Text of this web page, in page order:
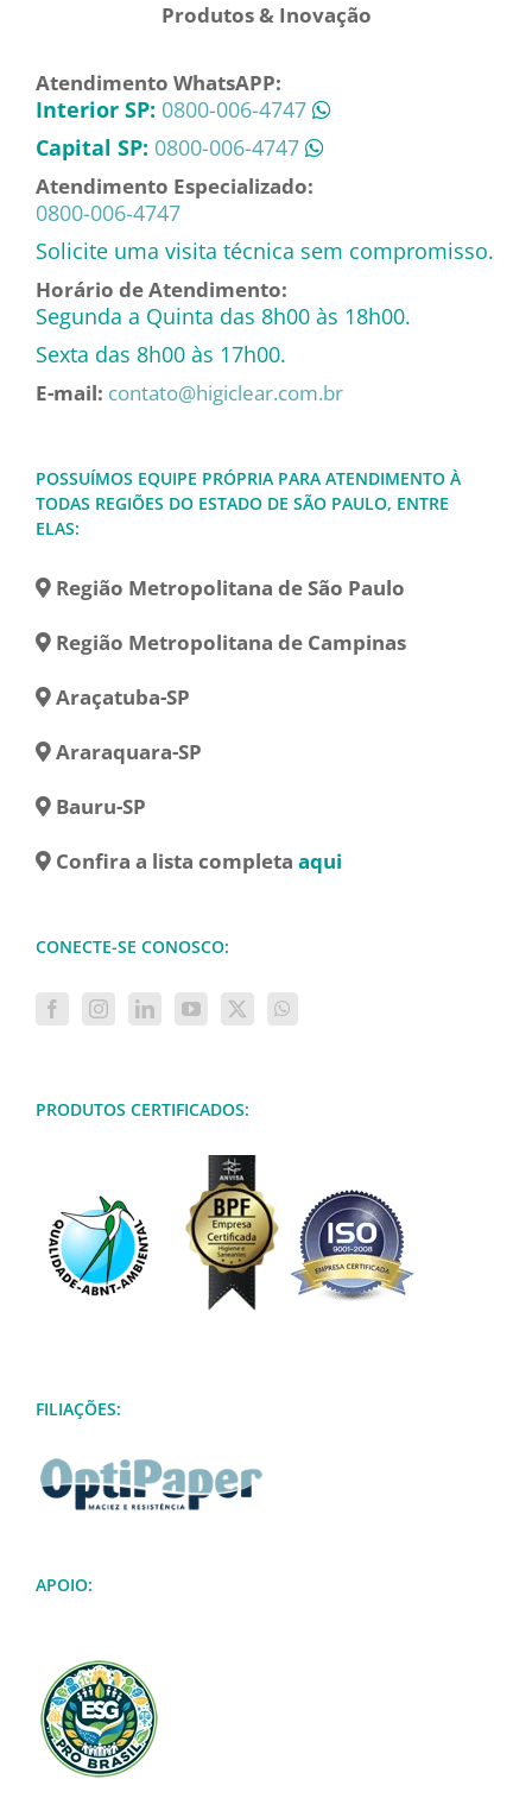
Produtos & Inovação
Atendimento WhatsAPP:
Interior SP: 0800-006-4747
Capital SP: 0800-006-4747
Atendimento Especializado:
0800-006-4747
Solicite uma visita técnica sem compromisso.
Horário de Atendimento:
Segunda a Quinta das 8h00 às 18h00.
Sexta das 8h00 às 17h00.
E-mail: contato@higiclear.com.br
POSSUÍMOS EQUIPE PRÓPRIA PARA ATENDIMENTO À
TODAS REGIÕES DO ESTADO DE SÃO PAULO, ENTRE
ELAS:
Região Metropolitana de São Paulo
Região Metropolitana de Campinas
Araçatuba-SP
Araraquara-SP
Bauru-SP
Confira a lista completa aqui
CONECTE-SE CONOSCO:
PRODUTOS CERTIFICADOS:
FILIAÇÕES:
APOIO: